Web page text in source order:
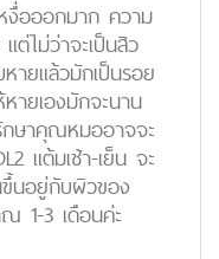
งื่อออกมาก ความ
ต่ไม่ว่าจะเป็นสิว
ายแล้วมักเป็นรอย
ายเองมักจะนาน
กษาคุณหมออาจจะ
แต้มเช้า-เย็น จะ
ขึ้นอยู่กับผิวของ
1-3 เดือนค่ะ